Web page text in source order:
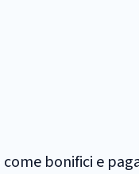
bonifici e